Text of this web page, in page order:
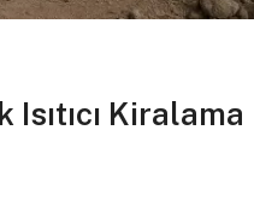
Kiralama